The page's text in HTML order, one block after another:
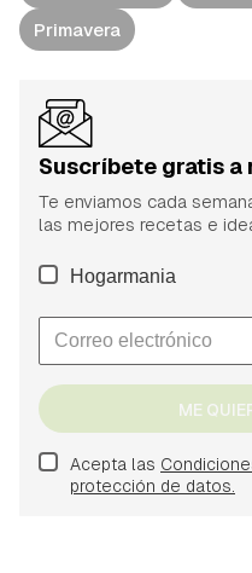
Primavera
Suscríbete gratis a
Te enviamos cada
las mejores recetas e
Hogarmania
ME
Acepta las
protección de datos.